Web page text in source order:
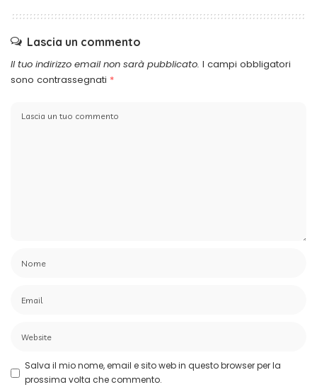
Lascia un commento
Il tuo indirizzo email non sarà pubblicato. I campi obbligatori
sono contrassegnati *
Salva il mio nome, email e sito web in questo browser per la
prossima volta che commento.